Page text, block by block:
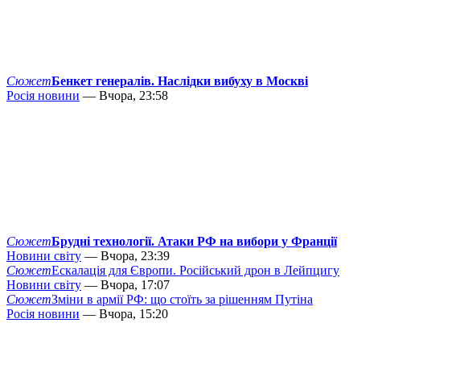
СюжетБенкет генералів. Наслідки вибуху в Москві
Росія новини — Вчора, 23:58
СюжетБрудні технології. Атаки РФ на вибори у Франції
Новини світу — Вчора, 23:39
СюжетЕскалація для Європи. Російський дрон в Лейпцигу
Новини світу — Вчора, 17:07
СюжетЗміни в армії РФ: що стоїть за рішенням Путіна
Росія новини — Вчора, 15:20